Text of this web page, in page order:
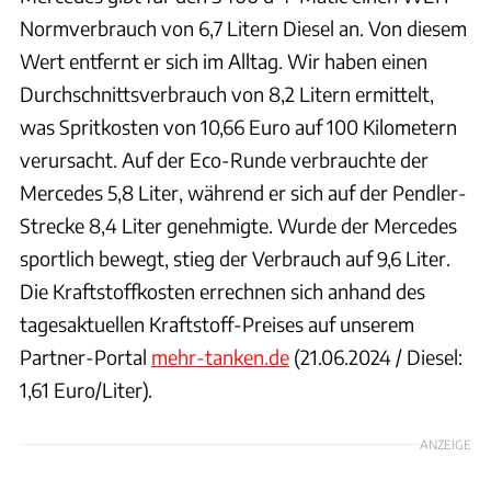
Normverbrauch von 6,7 Litern Diesel an. Von diesem
Wert entfernt er sich im Alltag. Wir haben einen
Durchschnittsverbrauch von 8,2 Litern ermittelt,
was Spritkosten von 10,66 Euro auf 100 Kilometern
verursacht. Auf der Eco-Runde verbrauchte der
Mercedes 5,8 Liter, während er sich auf der Pendler-
Strecke 8,4 Liter genehmigte. Wurde der Mercedes
sportlich bewegt, stieg der Verbrauch auf 9,6 Liter.
Die Kraftstoffkosten errechnen sich anhand des
tagesaktuellen Kraftstoff-Preises auf unserem
Partner-Portal mehr-tanken.de (21.06.2024 / Diesel:
1,61 Euro/Liter).
ANZEIGE